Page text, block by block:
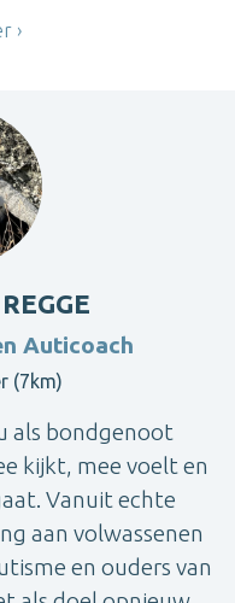
Auticoach
(7km)
als bondgenoot
kijkt, mee voelt en
Vanuit echte
aan volwassenen
en ouders van